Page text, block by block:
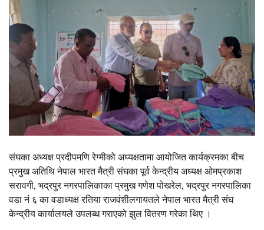
संघका अध्यक्ष प्रदीपमणि रेग्मीको अध्यक्षतामा आयोजित कार्यक्रमका बीच
प्रमुख अतिथि नेपाल भारत मैत्री संघका पूर्व केन्द्रीय अध्यक्ष ओमप्रकाश
सरावगी, भद्रपुर नगरपालिकाका प्रमुख गणेश पोखरेल, भद्रपुर नगरपालिका
वडा नं ६ का वडाध्यक्ष रतिया राजवंशीलगायतले नेपाल भारत मैत्री संघ
केन्द्रीय कार्यालयले उपलब्ध गराएको झुल वितरण गरेका थिए ।